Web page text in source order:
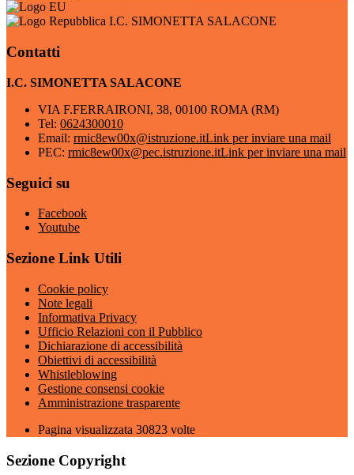
I.C. SIMONETTA SALACONE
Contatti
I.C. SIMONETTA SALACONE
VIA F.FERRAIRONI, 38, 00100 ROMA (RM)
Tel: 0624300010
Email: rmic8ew00x@istruzione.itLink per inviare una mail
PEC: rmic8ew00x@pec.istruzione.itLink per inviare una mail
Seguici su
Facebook
Youtube
Sezione Link Utili
Cookie policy
Note legali
Informativa Privacy
Ufficio Relazioni con il Pubblico
Dichiarazione di accessibilità
Obiettivi di accessibilità
Whistleblowing
Gestione consensi cookie
Amministrazione trasparente
Pagina visualizzata 30823 volte
Sezione Copyright